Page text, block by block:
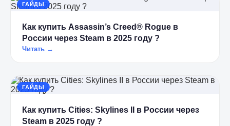
ГАЙДЫ
Как купить Assassin’s Creed® Rogue в
России через Steam в 2025 году ?
Читать →
ГАЙДЫ
Как купить Cities: Skylines II в России через
Steam в 2025 году ?